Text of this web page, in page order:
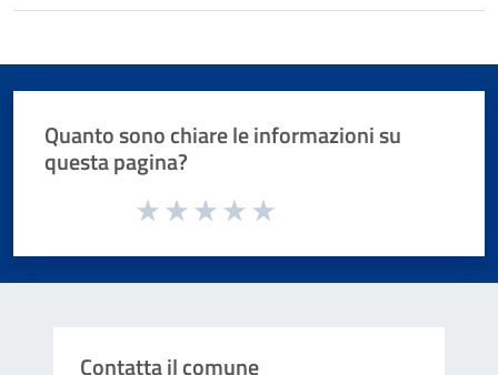
Quanto sono chiare le informazioni su
questa pagina?
Valuta da 1 a 5 stelle la pagina
Contatta il comune